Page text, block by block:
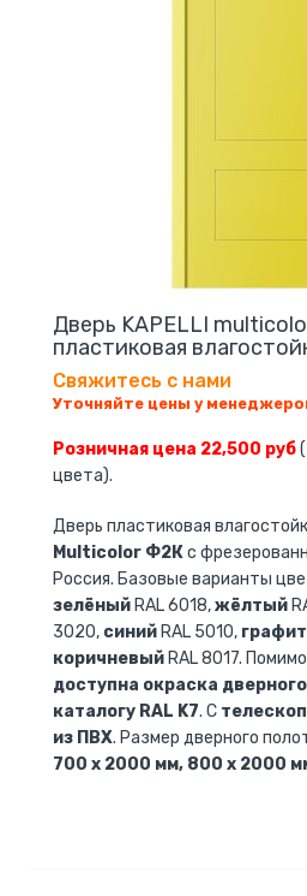
Дверь KAPELLI
пластиковая
Свяжитесь с нами
Уточняйте цены у
Розничная цена 22,500 руб
цвета).
Дверь пластиковая
Multicolor Ф2Кс
Россия. Базовые варианты
зелёный RAL 6018,жёлтый
3020, синий RAL 5010, графит
коричневый RAL 8017.
доступна окраска
каталогу RAL K7. С
из ПВХ. Размер дверного
700 x 2000 мм, 800 x 2000